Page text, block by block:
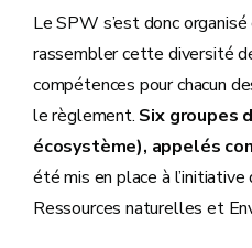
Le SPW s’est donc
rassembler cette diversité
compétences pour chacun
le règlement. Six groupes
écosystème), appelés
été mis en place à
Ressources naturelles et